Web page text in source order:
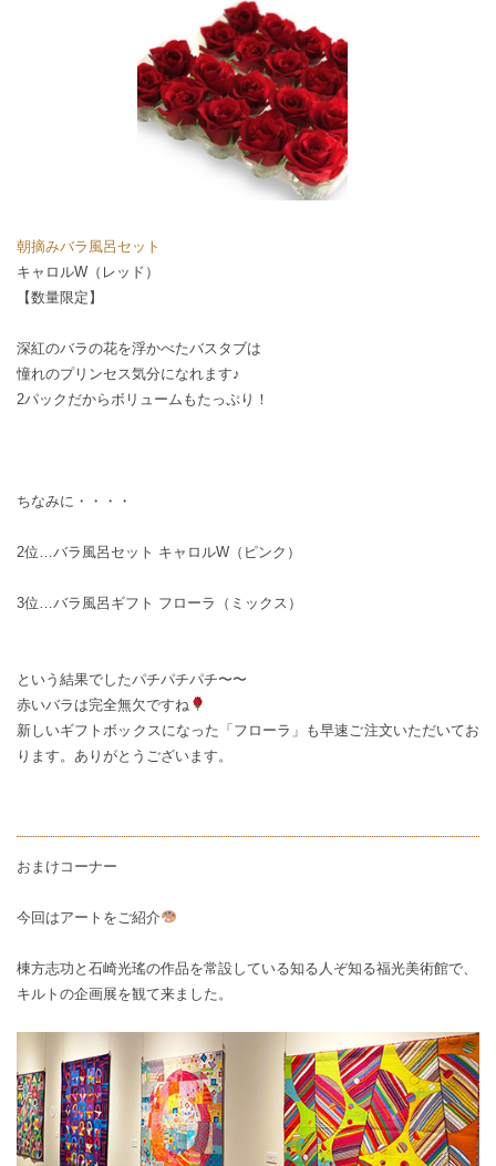
朝摘みバラ風呂セット
キャロルW（レッド）
【数量限定】
深紅のバラの花を浮かべたバスタブは
憧れのプリンセス気分になれます♪
2パックだからボリュームもたっぷり！
ちなみに・・・・
2位…バラ風呂セット キャロルW（ピンク）
3位…バラ風呂ギフト フローラ（ミックス）
という結果でしたパチパチパチ〜〜
赤いバラは完全無欠ですね
新しいギフトボックスになった「フローラ」も早速ご注文いただいてお
ります。ありがとうございます。
おまけコーナー
今回はアートをご紹介
棟方志功と石崎光瑤の作品を常設している知る人ぞ知る福光美術館で、
キルトの企画展を観て来ました。